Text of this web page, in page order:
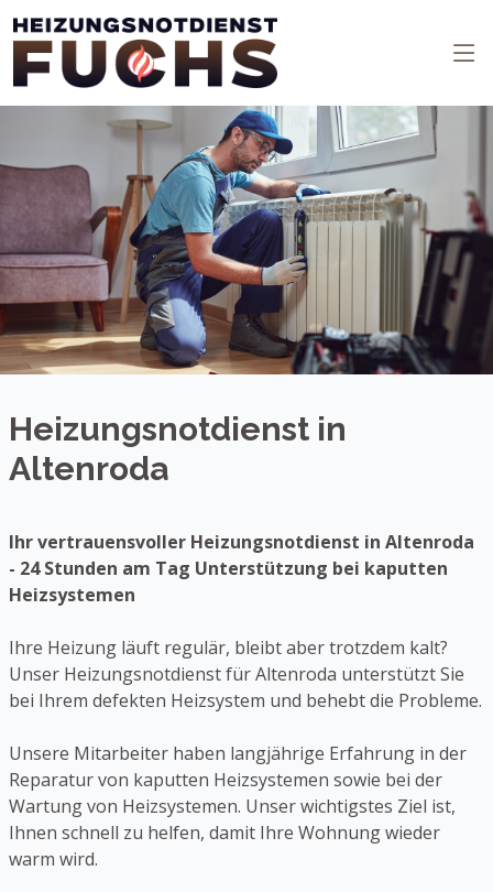
Heizungsnotdienst in
Altenroda
Ihr vertrauensvoller Heizungsnotdienst in Altenroda
- 24 Stunden am Tag Unterstützung bei kaputten
Heizsystemen
Ihre Heizung läuft regulär, bleibt aber trotzdem kalt?
Unser Heizungsnotdienst für Altenroda unterstützt Sie
bei Ihrem defekten Heizsystem und behebt die Probleme.
Unsere Mitarbeiter haben langjährige Erfahrung in der
Reparatur von kaputten Heizsystemen sowie bei der
Wartung von Heizsystemen. Unser wichtigstes Ziel ist,
Ihnen schnell zu helfen, damit Ihre Wohnung wieder
warm wird.